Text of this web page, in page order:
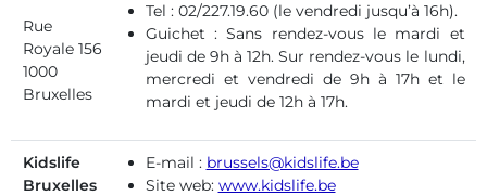
Rue
Royale 156
1000
Bruxelles
Tel : 02/227.19.60 (le vendredi jusqu’à 16h).
Guichet : Sans rendez-vous le mardi et
jeudi de 9h à 12h. Sur rendez-vous le lundi,
mercredi et vendredi de 9h à 17h et le
mardi et jeudi de 12h à 17h.
Kidslife
Bruxelles
E-mail : brussels@kidslife.be
Site web: www.kidslife.be